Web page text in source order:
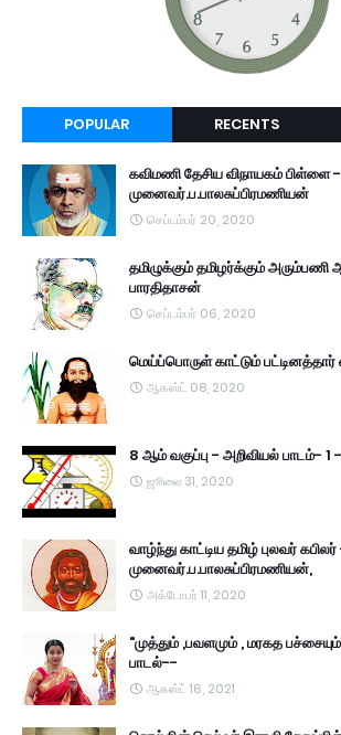
POPULAR RECENTS
கவிமணி தேசிய விநாயகம் பிள்ளை -
முனைவர்.ப.பாலசுப்பிரமணியன்
செப்டம்பர் 20, 2020
தமிழுக்கும் தமிழர்க்கும் அரும்பணி
பாரதிதாசன்
செப்டம்பர் 06, 2020
மெய்ப்பொருள் காட்டும் பட்டினத்தார்
ஆகஸ்ட் 08, 2020
8 ஆம் வகுப்பு - அறிவியல் பாடம்-
ஜூலை 31, 2020
வாழ்ந்து காட்டிய தமிழ் புலவர்
முனைவர்.ப.பாலசுப்பிரமணியன்,
அக்டோபர் 11, 2020
"முத்தும் ,பவளமும் , மரகத
பாடல்--
ஆகஸ்ட் 16, 2021